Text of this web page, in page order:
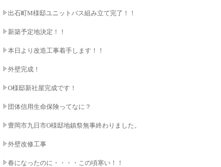
出石町M様邸ユニットバス組み立て完了！！
新築予定地決定！！
本日より改造工事着手します！！
外壁完成！
O様邸新社屋完成です！
団体信用生命保険ってなに？
豊岡市九日市O様邸地鎮祭無事終わりました。
外壁改修工事
春になったのに・・・・この頃寒い！！